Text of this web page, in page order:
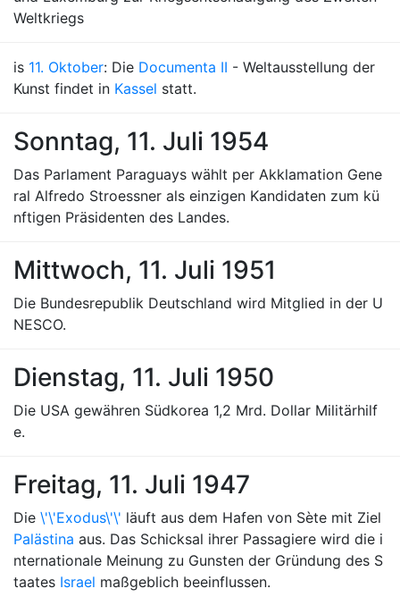
Weltkriegs
is 11. Oktober: Die Documenta II - Weltausstellung der
Kunst findet in Kassel statt.
Sonntag, 11. Juli 1954
Das Parlament Paraguays wählt per Akklamation Gene
ral Alfredo Stroessner als einzigen Kandidaten zum kü
nftigen Präsidenten des Landes.
Mittwoch, 11. Juli 1951
Die Bundesrepublik Deutschland wird Mitglied in der U
NESCO.
Dienstag, 11. Juli 1950
Die USA gewähren Südkorea 1,2 Mrd. Dollar Militärhilf
e.
Freitag, 11. Juli 1947
Die \'\'Exodus\'\' läuft aus dem Hafen von Sète mit Ziel
Palästina aus. Das Schicksal ihrer Passagiere wird die i
nternationale Meinung zu Gunsten der Gründung des S
taates Israel maßgeblich beeinflussen.